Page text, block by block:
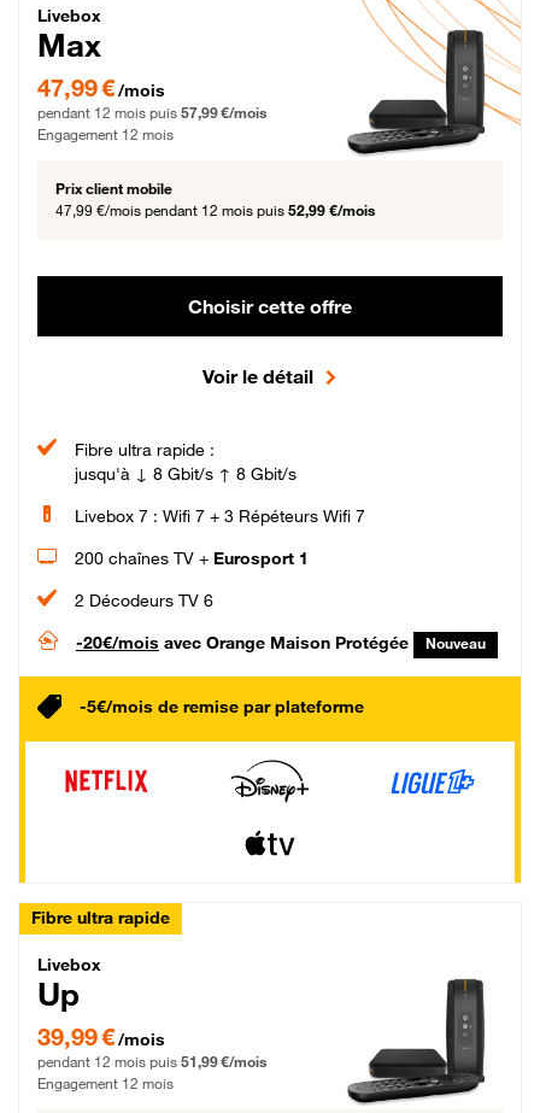
Livebox Max Fibre
Livebox
Max
47,99 € par mois pendant 12 mois puis 57,99 € par mois, Engagement 12 mois
47,99 €/mois
pendant 12 mois puis 57,99 €/mois
Engagement 12 mois
Prix client mobile
47,99 €/mois pendant 12 mois puis 52,99 €/mois
Choisir cette offre
Voir le détail
Fibre ultra rapide :
jusqu'à ↓ 8 Gbit/s ↑ 8 Gbit/s
Livebox 7 : Wifi 7 + 3 Répéteurs Wifi 7
200 chaînes TV + Eurosport 1
2 Décodeurs TV 6
-20€/mois avec Orange Maison Protégée Nouveau
-5€/mois de remise par plateforme
Fibre ultra rapide
Livebox Up Fibre
Livebox
Up
39,99 € par mois pendant 12 mois puis 51,99 € par mois, Engagement 12 mois
39,99 €/mois
pendant 12 mois puis 51,99 €/mois
Engagement 12 mois